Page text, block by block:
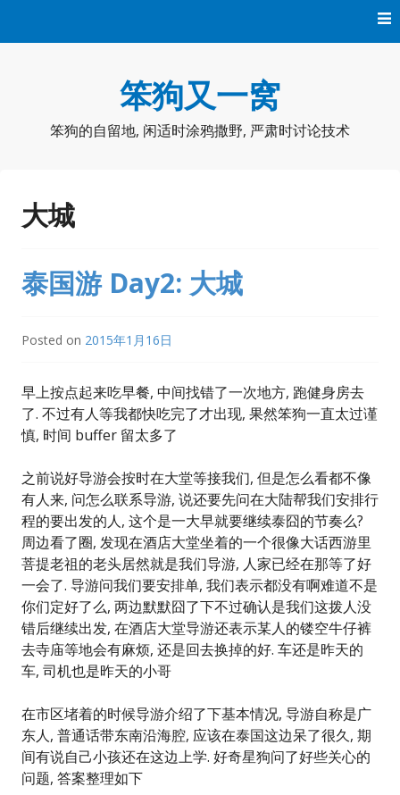
笨狗又一窝
笨狗的自留地, 闲适时涂鸦撒野, 严肃时讨论技术
大城
泰国游 Day2: 大城
Posted on 2015年1月16日
早上按点起来吃早餐, 中间找错了一次地方, 跑健身房去
了. 不过有人等我都快吃完了才出现, 果然笨狗一直太过谨
慎, 时间 buffer 留太多了
之前说好导游会按时在大堂等接我们, 但是怎么看都不像
有人来, 问怎么联系导游, 说还要先问在大陆帮我们安排行
程的要出发的人, 这个是一大早就要继续泰囧的节奏么?
周边看了圈, 发现在酒店大堂坐着的一个很像大话西游里
菩提老祖的老头居然就是我们导游, 人家已经在那等了好
一会了. 导游问我们要安排单, 我们表示都没有啊难道不是
你们定好了么, 两边默默囧了下不过确认是我们这拨人没
错后继续出发, 在酒店大堂导游还表示某人的镂空牛仔裤
去寺庙等地会有麻烦, 还是回去换掉的好. 车还是昨天的
车, 司机也是昨天的小哥
在市区堵着的时候导游介绍了下基本情况, 导游自称是广
东人, 普通话带东南沿海腔, 应该在泰国这边呆了很久, 期
间有说自己小孩还在这边上学. 好奇星狗问了好些关心的
问题, 答案整理如下